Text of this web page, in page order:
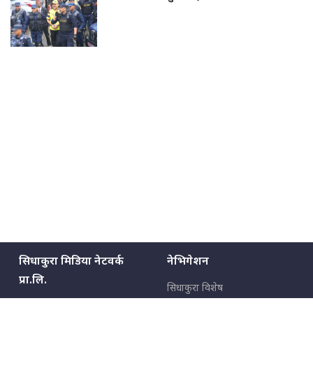
सिधाकुरा मिडिया नेटवर्क
प्रा.लि.
नेभिगेशन
सिधाकुरा विशेष